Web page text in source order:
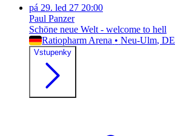
pá 29. led 27 20:00
Paul Panzer
Schöne neue Welt - welcome to hell
Ratiopharm Arena • Neu-Ulm, DE
Vstupenky